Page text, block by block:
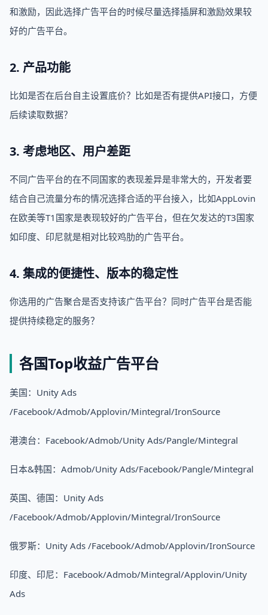
和激励，因此选择广告平台的时候尽量选择插屏和激励效果较
好的广告平台。
2. 产品功能
比如是否在后台自主设置底价？比如是否有提供API接口，方便
后续读取数据？
3. 考虑地区、用户差距
不同广告平台的在不同国家的表现差异是非常大的，开发者要
结合自己流量分布的情况选择合适的平台接入，比如AppLovin
在欧美等T1国家是表现较好的广告平台，但在欠发达的T3国家
如印度、印尼就是相对比较鸡肋的广告平台。
4. 集成的便捷性、版本的稳定性
你选用的广告聚合是否支持该广告平台？同时广告平台是否能
提供持续稳定的服务？
各国Top收益广告平台
美国：Unity Ads
/Facebook/Admob/Applovin/Mintegral/IronSource
港澳台：Facebook/Admob/Unity Ads/Pangle/Mintegral
日本&韩国：Admob/Unity Ads/Facebook/Pangle/Mintegral
英国、德国：Unity Ads
/Facebook/Admob/Applovin/Mintegral/IronSource
俄罗斯：Unity Ads /Facebook/Admob/Applovin/IronSource
印度、印尼：Facebook/Admob/Mintegral/Applovin/Unity
Ads